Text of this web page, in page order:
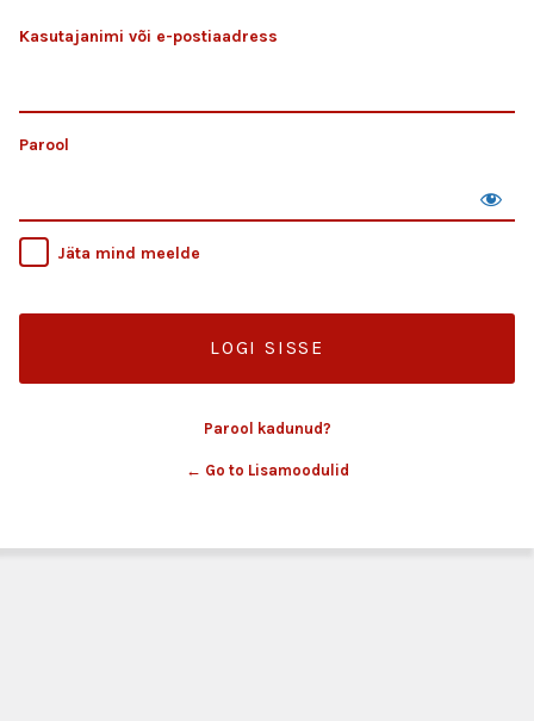
Kasutajanimi või e-postiaadress
Parool
Jäta mind meelde
Parool kadunud?
← Go to Lisamoodulid